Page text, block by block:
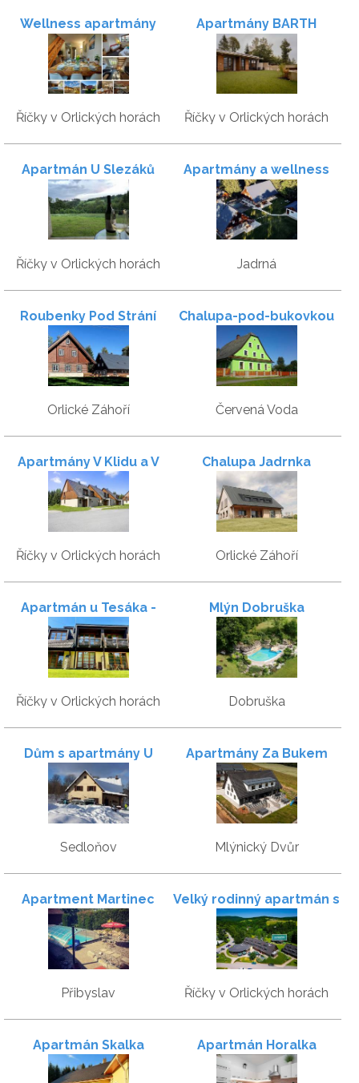
Wellness apartmány
Říčky
Říčky v Orlických horách
Apartmány BARTH
Holiday
Říčky v Orlických horách
Apartmán U Slezáků
Říčky v Orlických horách
Apartmány a wellness
Pod Strání
Jadrná
Roubenky Pod Strání
Orlické Záhoří
Chalupa-pod-bukovkou
Červená Voda
Apartmány V Klidu a V
Pohodě
Říčky v Orlických horách
Chalupa Jadrnka
Orlické Záhoří
Apartmán u Tesáka -
Apartmány Říčky
Říčky v Orlických horách
Mlýn Dobruška
Dobruška
Dům s apartmány U
Kožešníků
Sedloňov
Apartmány Za Bukem
Mlýnický Dvůr
Apartment Martinec
Přibyslav
Velký rodinný apartmán s
garáží - Skiapartma
Říčky v Orlických horách
Apartmán Skalka Apartmán Horalka